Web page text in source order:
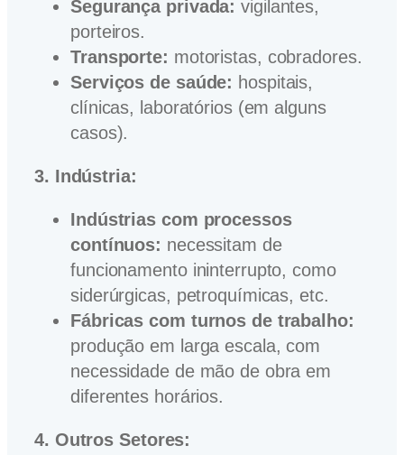
Segurança privada: vigilantes,
porteiros.
Transporte: motoristas, cobradores.
Serviços de saúde: hospitais,
clínicas, laboratórios (em alguns
casos).
3. Indústria:
Indústrias com processos
contínuos: necessitam de
funcionamento ininterrupto, como
siderúrgicas, petroquímicas, etc.
Fábricas com turnos de trabalho:
produção em larga escala, com
necessidade de mão de obra em
diferentes horários.
4. Outros Setores: